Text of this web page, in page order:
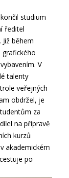
studium
ředitel
během
V
talenty
veřejných
obdržel, je
za
na přípravě
kurzů
akademickém
po